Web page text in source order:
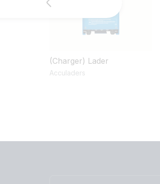
(Charger) Lader
Acculaders